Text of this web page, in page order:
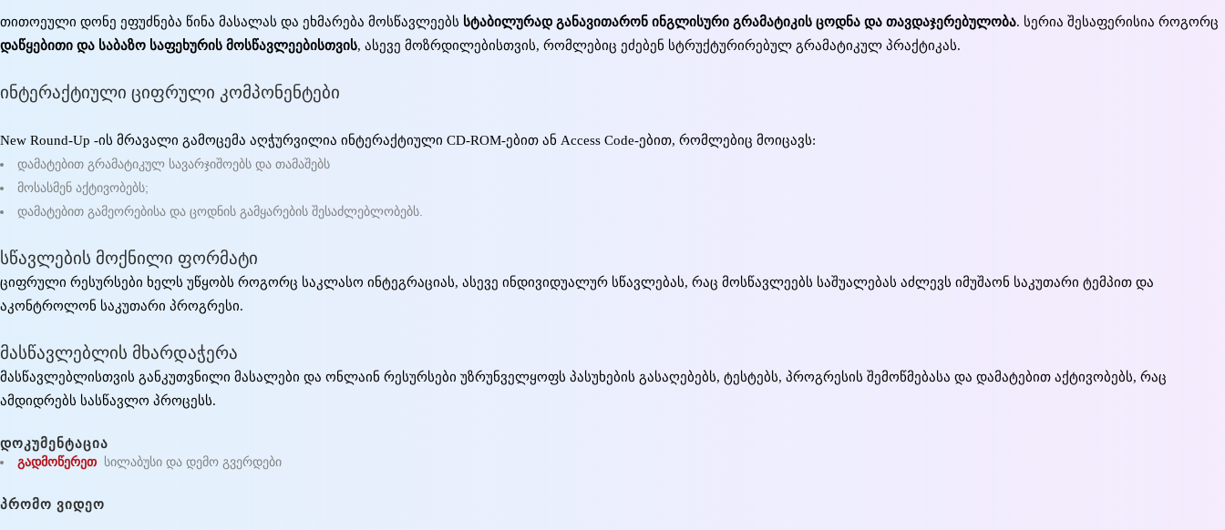
თითოეული დონე ეფუძნება წინა მასალას და ეხმარება მოსწავლეებს სტაბილურად განავითარონ ინგლისური გრამატიკის ცოდნა და თავდაჯერებულობა. სერია შესაფერისია როგორც
დაწყებითი და საბაზო საფეხურის მოსწავლეებისთვის, ასევე მოზრდილებისთვის, რომლებიც ეძებენ სტრუქტურირებულ გრამატიკულ პრაქტიკას.
ინტერაქტიული ციფრული კომპონენტები
New Round-Up -ის მრავალი გამოცემა აღჭურვილია ინტერაქტიული CD-ROM-ებით ან Access Code-ებით, რომლებიც მოიცავს:
დამატებით გრამატიკულ სავარჯიშოებს და თამაშებს
მოსასმენ აქტივობებს;
დამატებით გამეორებისა და ცოდნის გამყარების შესაძლებლობებს.
სწავლების მოქნილი ფორმატი
ციფრული რესურსები ხელს უწყობს როგორც საკლასო ინტეგრაციას, ასევე ინდივიდუალურ სწავლებას, რაც მოსწავლეებს საშუალებას აძლევს იმუშაონ საკუთარი ტემპით და
აკონტროლონ საკუთარი პროგრესი.
მასწავლებლის მხარდაჭერა
მასწავლებლისთვის განკუთვნილი მასალები და ონლაინ რესურსები უზრუნველყოფს პასუხების გასაღებებს, ტესტებს, პროგრესის შემოწმებასა და დამატებით აქტივობებს, რაც
ამდიდრებს სასწავლო პროცესს.
ᲓᲝᲙᲣᲛᲔᲜᲢᲐᲪᲘᲐ
გადმოწერეთ სილაბუსი და დემო გვერდები
ᲞᲠᲝᲛᲝ ᲕᲘᲓᲔᲝ